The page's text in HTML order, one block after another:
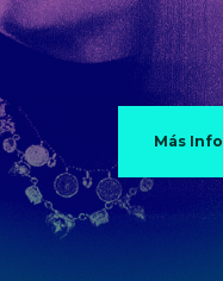
Más Info